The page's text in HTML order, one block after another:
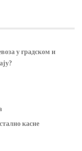
у градском и
касне